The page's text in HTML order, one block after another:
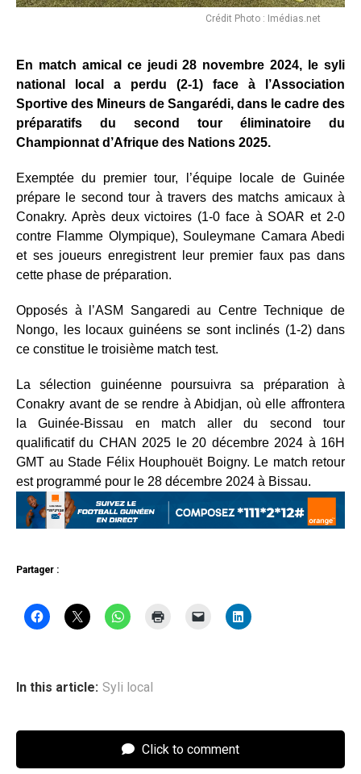
Crédit Photo : Imédias.net
En match amical ce jeudi 28 novembre 2024, le syli
national local a perdu (2-1) face à l’Association
Sportive des Mineurs de Sangarédi, dans le cadre des
préparatifs du second tour éliminatoire du
Championnat d’Afrique des Nations 2025.
Exemptée du premier tour, l’équipe locale de Guinée
prépare le second tour à travers des matchs amicaux à
Conakry. Après deux victoires (1-0 face à SOAR et 2-0
contre Flamme Olympique), Souleymane Camara Abedi
et ses joueurs enregistrent leur premier faux pas dans
cette phase de préparation.
Opposés à l’ASM Sangaredi au Centre Technique de
Nongo, les locaux guinéens se sont inclinés (1-2) dans
ce constitue le troisième match test.
La sélection guinéenne poursuivra sa préparation à
Conakry avant de se rendre à Abidjan, où elle affrontera
la Guinée-Bissau en match aller du second tour
qualificatif du CHAN 2025 le 20 décembre 2024 à 16H
GMT au Stade Félix Houphouët Boigny. Le match retour
est programmé pour le 28 décembre 2024 à Bissau.
Partager :
In this article: Syli local
Click to comment